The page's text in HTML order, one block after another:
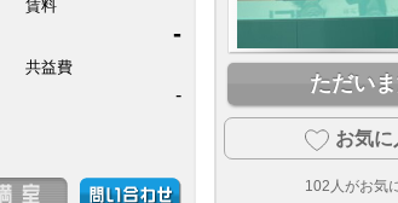
賃料
-
共益費
- ただい
お気
102 人がお気